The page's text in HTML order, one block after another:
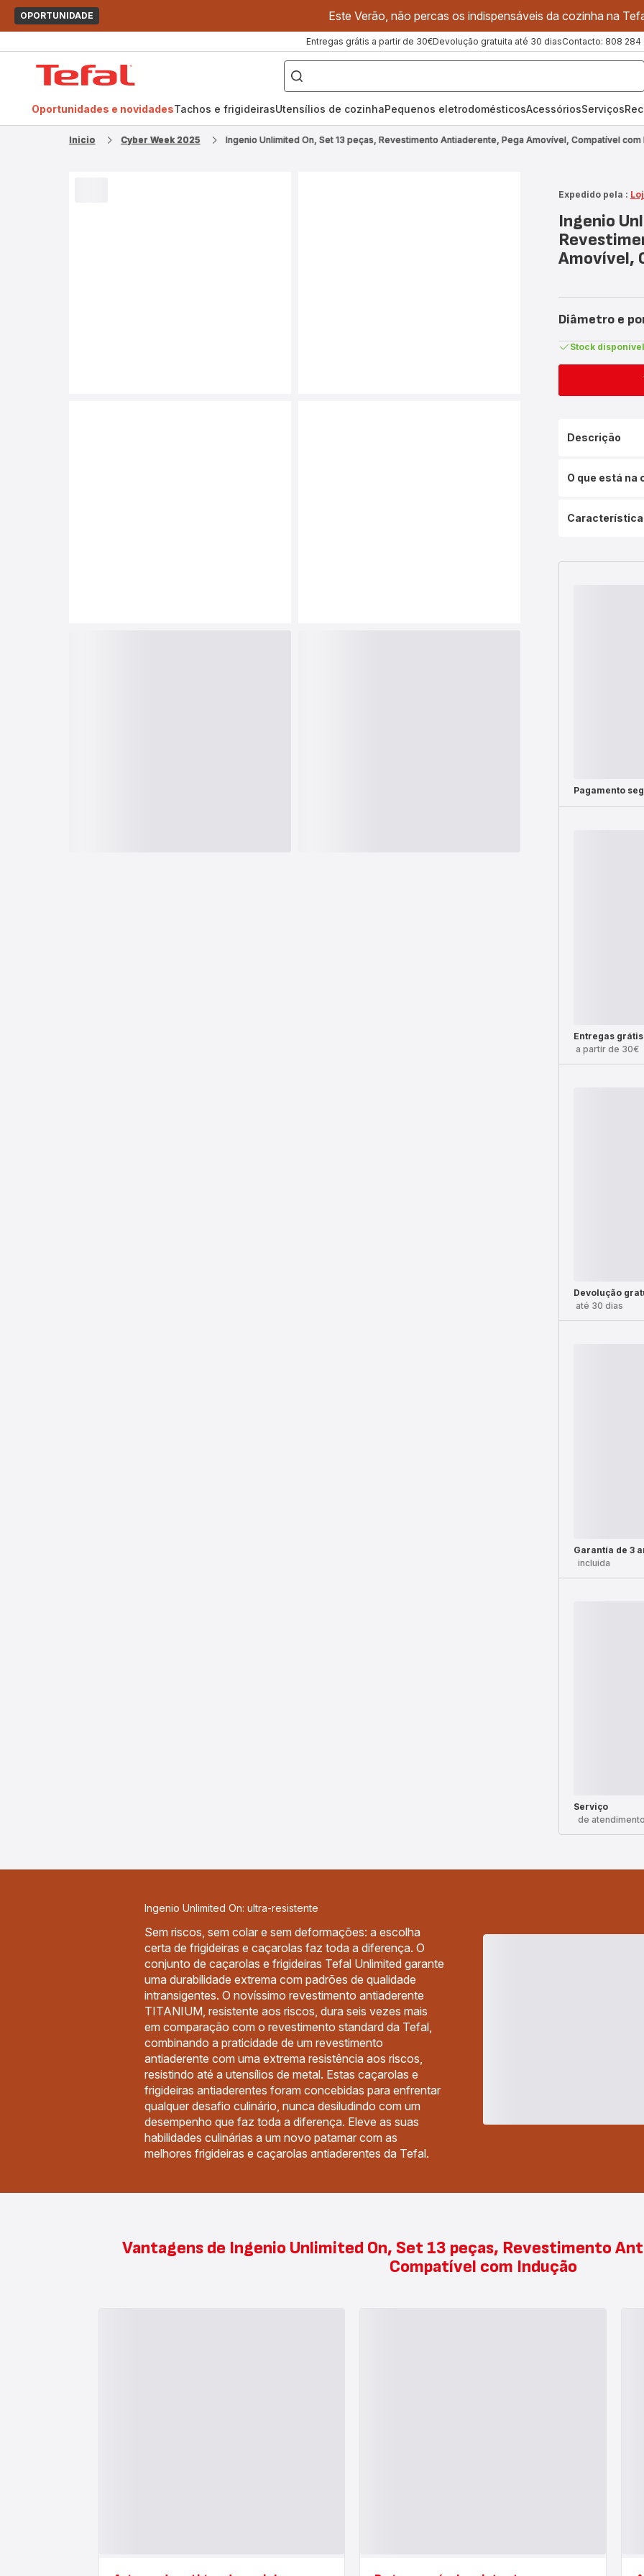
OPORTUNIDADE Este Verão, não percas os indispensáveis da cozinha na
Entregas grátis a partir de 30€Devolução gratuita até 30 diasContacto: 808 284
O
que
pretende
procurar?
Oportunidades e novidadesTachos e frigideirasUtensílios de cozinhaPequenos eletrodomésticosAcessóriosServiços
Inicio Cyber Week 2025 Ingenio Unlimited On, Set 13 peças, Revestimento Antiaderente, Pega Amovível, Compatível com
Expedido pela :
Ingenio
Amovível,
Diâmetro e
Stock disponível
Descrição
O que está na
Pagamento
Entregas grátis
a partir de 30€
Devolução
até 30 dias
Garantía de 3
incluida
Serviço
de
Ingenio Unlimited On: ultra-resistente
Sem riscos, sem colar e sem deformações: a escolha
certa de frigideiras e caçarolas faz toda a diferença. O
conjunto de caçarolas e frigideiras Tefal Unlimited garante
uma durabilidade extrema com padrões de qualidade
intransigentes. O novíssimo revestimento antiaderente
TITANIUM, resistente aos riscos, dura seis vezes mais
em comparação com o revestimento standard da Tefal,
combinando a praticidade de um revestimento
antiaderente com uma extrema resistência aos riscos,
resistindo até a utensílios de metal. Estas caçarolas e
frigideiras antiaderentes foram concebidas para enfrentar
qualquer desafio culinário, nunca desiludindo com um
desempenho que faz toda a diferença. Eleve as suas
habilidades culinárias a um novo patamar com as
melhores frigideiras e caçarolas antiaderentes da Tefal.
Vantagens de Ingenio Unlimited On, Set 13 peças, Revestimento
Compatível com Indução